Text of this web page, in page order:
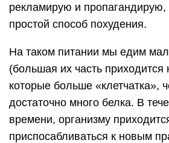
рекламирую и пропагандирую,
простой способ похудения.
На таком питании мы едим
(большая их часть
которые больше «клетчатка»,
достаточно много белка. В
времени, организму
приспосабливаться к новым